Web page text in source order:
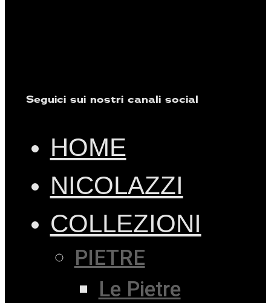
Seguici sui nostri canali social
HOME
NICOLAZZI
COLLEZIONI
PIETRE
Le Pietre